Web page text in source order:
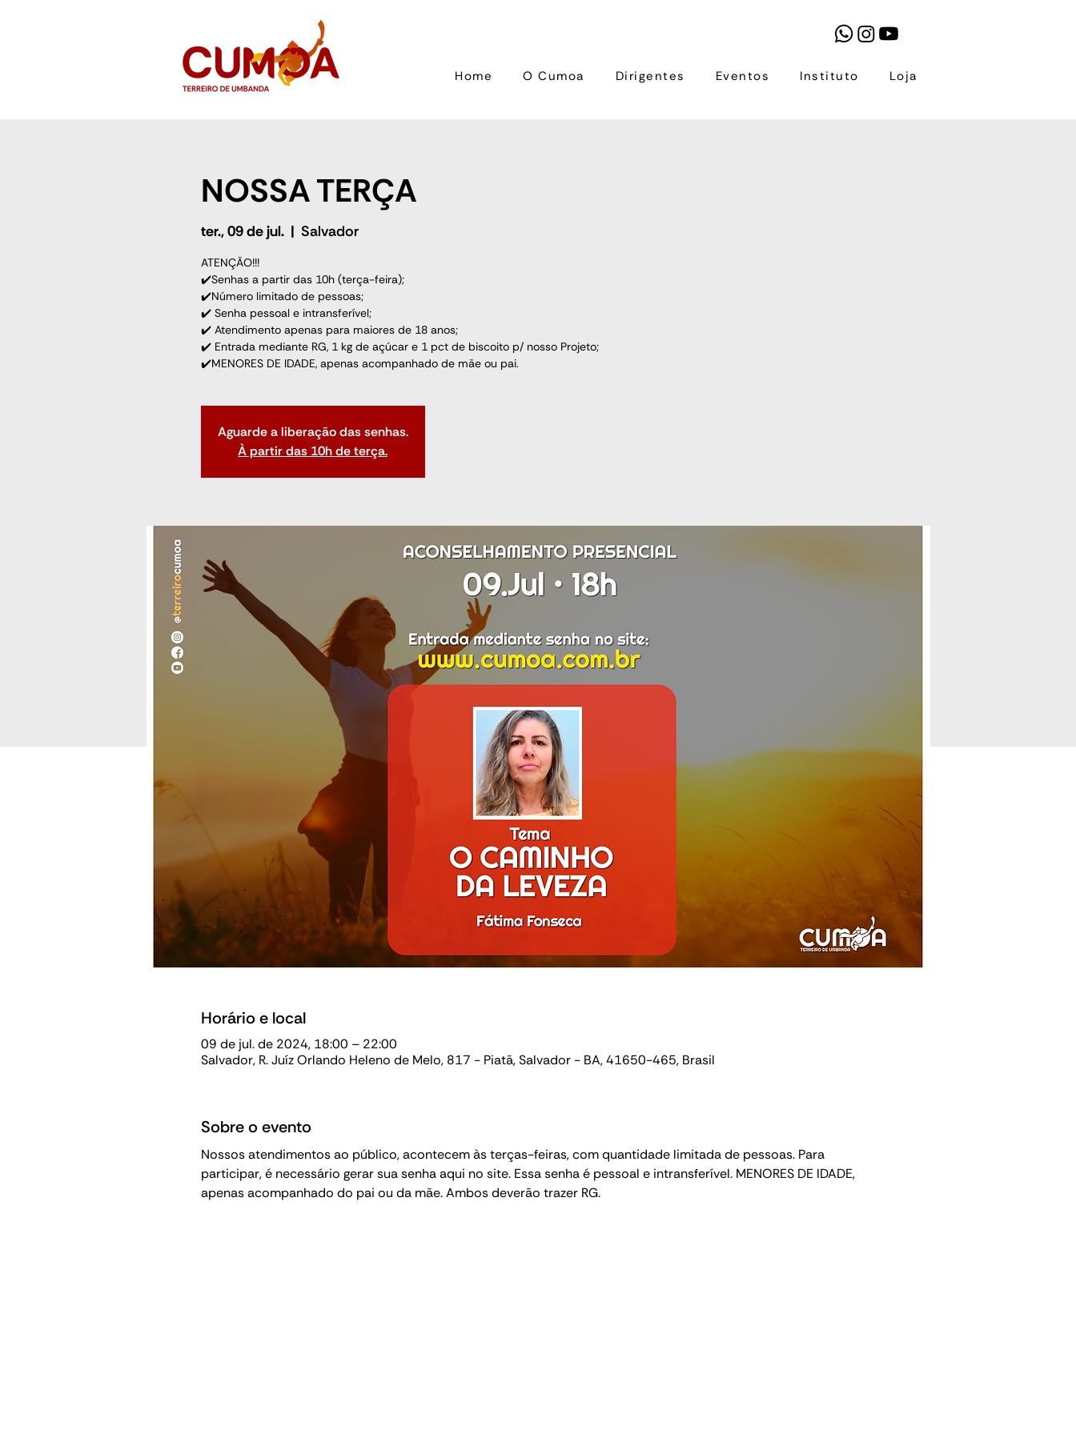
Home O Cumoa Dirigentes Eventos Instituto Loja
NOSSA TERÇA
ter., 09 de jul.
  |
Salvador
ATENÇÃO!!!
✔️Senhas a partir das 10h (terça-feira);
✔️Número limitado de pessoas;
✔️ Senha pessoal e intransferível;
✔️ Atendimento apenas para maiores de 18 anos;
✔️ Entrada mediante RG, 1 kg de açúcar e 1 pct de biscoito p/ nosso Projeto;
✔️MENORES DE IDADE, apenas acompanhado de mãe ou pai.
Aguarde a liberação das senhas.
À partir das 10h de terça.
Horário e local
09 de jul. de 2024, 18:00 – 22:00
Salvador, R. Juíz Orlando Heleno de Melo, 817 - Piatã, Salvador - BA, 41650-465, Brasil
Sobre o evento
Nossos atendimentos ao público, acontecem às terças-feiras, com quantidade limitada de pessoas. Para
participar, é necessário gerar sua senha aqui no site. Essa senha é pessoal e intransferível. MENORES DE IDADE,
apenas acompanhado do pai ou da mãe. Ambos deverão trazer RG.